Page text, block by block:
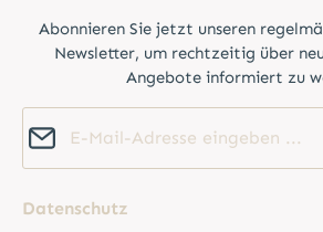
Abonnieren Sie jetzt unseren
Newsletter, um rechtzeitig über
Angebote informiert zu
Datenschutz